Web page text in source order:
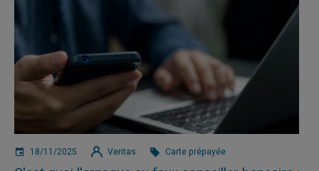
18/11/2025 Veritas Carte prépayée